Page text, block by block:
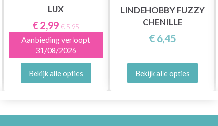
LUX
€ 2,99 € 5,95
Aanbieding verloopt
31/08/2026
Bekijk alle opties
LINDEHOBBY FUZZY
CHENILLE
€ 6,45
Bekijk alle opties